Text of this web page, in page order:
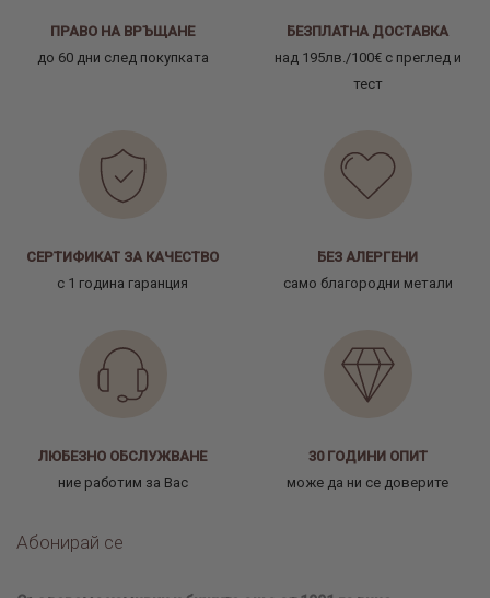
ПРАВО НА ВРЪЩАНЕ
до 60 дни след покупката
БЕЗПЛАТНА ДОСТАВКА
над 195лв./100€ с преглед и
тест
СЕРТИФИКАТ ЗА КАЧЕСТВО
с 1 година гаранция
БЕЗ АЛЕРГЕНИ
само благородни метали
ЛЮБЕЗНО ОБСЛУЖВАНЕ
ние работим за Вас
30 ГОДИНИ ОПИТ
може да ни се доверите
Абонирай се